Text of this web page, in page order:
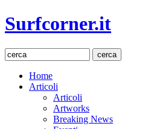
Surfcorner.it
Home
Articoli
Articoli
Artworks
Breaking News